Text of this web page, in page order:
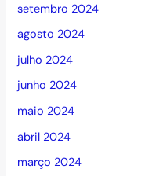
setembro 2024
agosto 2024
julho 2024
junho 2024
maio 2024
abril 2024
março 2024